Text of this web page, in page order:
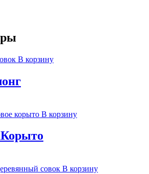
В корзину
В корзину
В корзину